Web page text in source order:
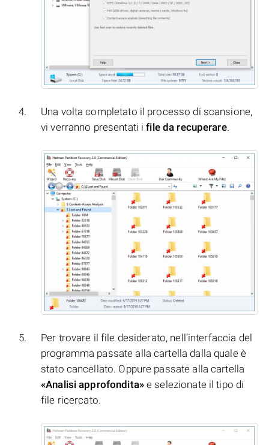
Una volta completato il processo di scansione,
vi verranno presentati ifile da recuperare.
Per trovare il file desiderato, nell’interfaccia del
programma passate alla cartella dalla quale è
stato cancellato. Oppure passate alla cartella
«Analisi approfondita»e selezionate il tipo di
file ricercato.